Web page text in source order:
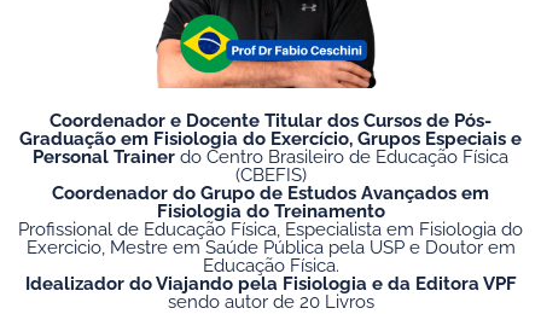
Coordenador e Docente Titular dos Cursos de Pós-
Graduação em Fisiologia do Exercício, Grupos Especiais e
Personal Trainer do Centro Brasileiro de Educação Física
(CBEFIS)
Coordenador do Grupo de Estudos Avançados em
Fisiologia do Treinamento
Profissional de Educação Física, Especialista em Fisiologia do
Exercicio, Mestre em Saúde Pública pela USP e Doutor em
Educação Física.
Idealizador do Viajando pela Fisiologia e da Editora VPF
sendo autor de 20 Livros